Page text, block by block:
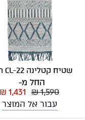
שטיח קטלינה CL-22 ראנר
החל מ-
₪ 1,590
₪ 1,431
עבור אל המוצר